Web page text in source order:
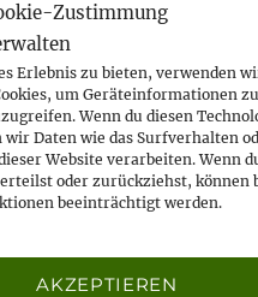
Zustimmung
Erlebnis zu bieten, verwenden
um Geräteinformationen
Wenn du diesen
Daten wie das Surfverhalten
Website verarbeiten. Wenn
oder zurückziehst, können
beeinträchtigt werden.
AKZEPTIEREN
Abschied von unserer
sonntags, tata!
das Karfreitags-
2026: